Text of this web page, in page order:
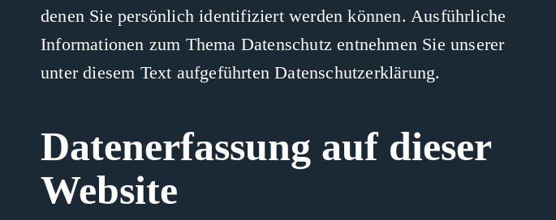
denen Sie persönlich identifiziert werden können. Ausführliche
Informationen zum Thema Datenschutz entnehmen Sie unserer
unter diesem Text aufgeführten Datenschutzerklärung.
Datenerfassung auf dieser
Website